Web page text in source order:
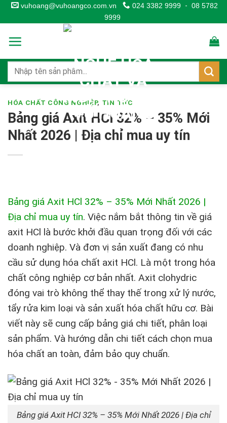
Skip
to
content
vuhoang@vuhoangco.com.vn 024 3382 9999 - 08 5782
9999
HÓA CHẤT CÔNG NGHIỆP, TIN TỨC
Bảng giá Axit HCl 32% – 35% Mới
Nhất 2026 | Địa chỉ mua uy tín
Bảng giá Axit HCl 32% – 35% Mới Nhất 2026 |
Địa chỉ mua uy tín. Việc nắm bắt thông tin về giá
axit HCl là bước khởi đầu quan trọng đối với các
doanh nghiệp. Và đơn vị sản xuất đang có nhu
cầu sử dụng hóa chất axit HCl. Là một trong hóa
chất công nghiệp cơ bản nhất. Axit clohydric
đóng vai trò không thể thay thế trong xử lý nước,
tẩy rửa kim loại và sản xuất hóa chất hữu cơ. Bài
viết này sẽ cung cấp bảng giá chi tiết, phân loại
sản phẩm. Và hướng dẫn chi tiết cách chọn mua
hóa chất an toàn, đảm bảo quy chuẩn.
Bảng giá Axit HCl 32% – 35% Mới Nhất 2026 | Địa chỉ